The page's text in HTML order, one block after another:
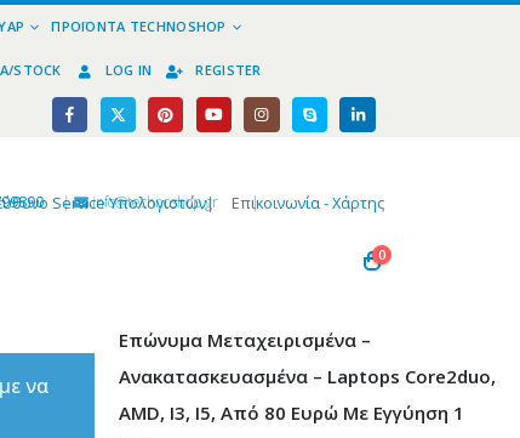
ΠΡΟΪΌΝΤΑ TECHNOSHOP
STOCK LOG IN REGISTER
| info@technoshop,gr |
Service Υπολογιστών| Επικοινωνία - Χάρτης
0
να
Επώνυμα Μεταχειρισμένα –
Ανακατασκευασμένα – Laptops Core2duo,
AMD, I3, I5, Από 80 Ευρώ Με Εγγύηση 1